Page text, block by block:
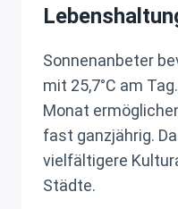
Sonnenanbeter
mit 25,7°C am
Monat
fast ganzjährig.
vielfältigere
Städte.